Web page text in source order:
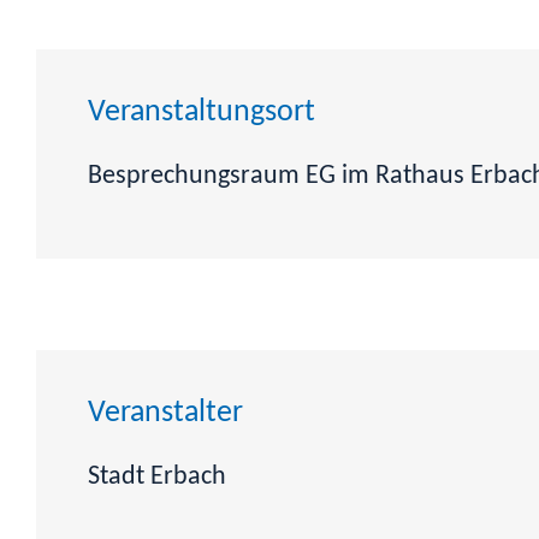
Veranstaltungsort
Besprechungsraum EG im Rathaus
Veranstalter
Stadt Erbach